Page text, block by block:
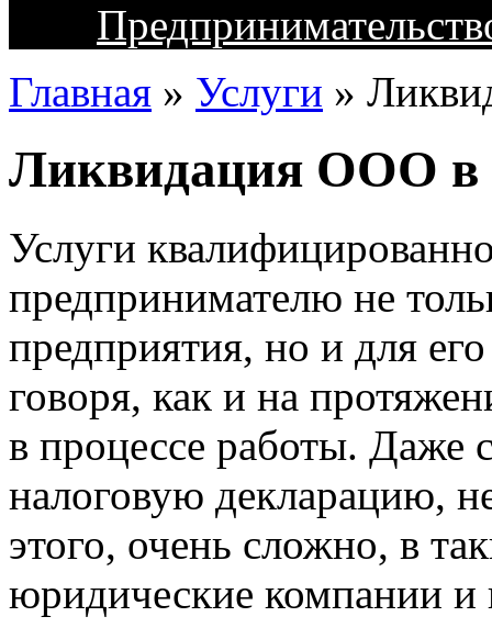
Главная » Услуги »
Ликвидация ООО в
Услуги
предпринимателю не
предприятия, но и для
говоря, как и на
в процессе работы. Даже
налоговую декларацию,
этого, очень сложно, в
юридические компании и